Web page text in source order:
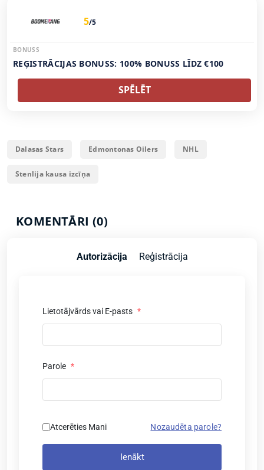
5/5
BONUSS
REĢISTRĀCIJAS BONUSS: 100% BONUSS LĪDZ €100
SPĒLĒT
Dalasas Stars Edmontonas Oilers NHL
Stenlija kausa izcīņa
KOMENTĀRI (0)
Autorizācija Reģistrācija
Lietotājvārds vai E-pasts *
Parole *
Atcerēties Mani Nozaudēta parole?
Ienākt